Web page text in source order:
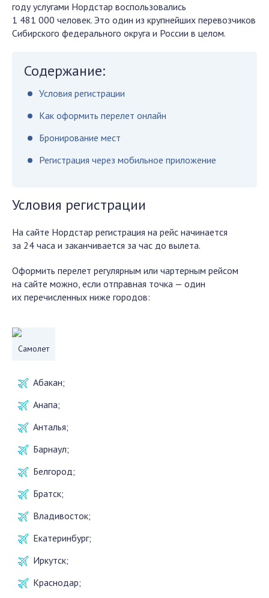
году услугами Нордстар воспользовались
1 481 000 человек. Это один из крупнейших перевозчиков
Сибирского федерального округа и России в целом.
Содержание:
Условия регистрации
Как оформить перелет онлайн
Бронирование мест
Регистрация через мобильное приложение
Условия регистрации
На сайте Нордстар регистрация на рейс начинается
за 24 часа и заканчивается за час до вылета.
Оформить перелет регулярным или чартерным рейсом
на сайте можно, если отправная точка — один
их перечисленных ниже городов:
Самолет
Абакан;
Анапа;
Анталья;
Барнаул;
Белгород;
Братск;
Владивосток;
Екатеринбург;
Иркутск;
Краснодар;